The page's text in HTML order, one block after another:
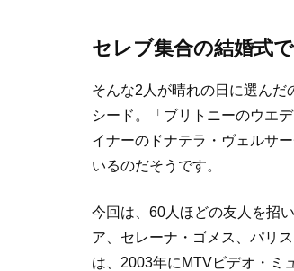
セレブ集合の結婚式
そんな2人が晴れの日に選んだ
シード。「ブリトニーのウエ
イナーのドナテラ・ヴェルサ
いるのだそうです。
今回は、60人ほどの友人を招
ア、セレーナ・ゴメス、パリ
は、2003年にMTVビデオ・ミ